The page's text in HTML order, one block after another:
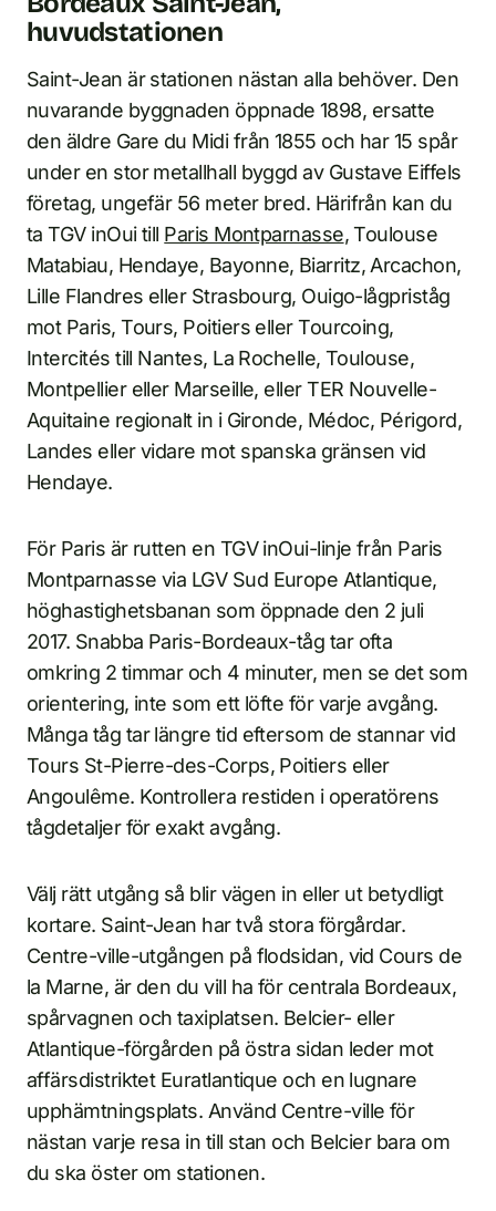
huvudstationen
Saint-Jean är stationen nästan alla behöver. Den
nuvarande byggnaden öppnade 1898, ersatte
den äldre Gare du Midi från 1855 och har 15 spår
under en stor metallhall byggd av Gustave Eiffels
företag, ungefär 56 meter bred. Härifrån kan du
ta TGV inOui till Paris Montparnasse, Toulouse
Matabiau, Hendaye, Bayonne, Biarritz, Arcachon,
Lille Flandres eller Strasbourg, Ouigo-lågpriståg
mot Paris, Tours, Poitiers eller Tourcoing,
Intercités till Nantes, La Rochelle, Toulouse,
Montpellier eller Marseille, eller TER Nouvelle-
Aquitaine regionalt in i Gironde, Médoc, Périgord,
Landes eller vidare mot spanska gränsen vid
Hendaye.
För Paris är rutten en TGV inOui-linje från Paris
Montparnasse via LGV Sud Europe Atlantique,
höghastighetsbanan som öppnade den 2 juli
2017. Snabba Paris-Bordeaux-tåg tar ofta
omkring 2 timmar och 4 minuter, men se det som
orientering, inte som ett löfte för varje avgång.
Många tåg tar längre tid eftersom de stannar vid
Tours St-Pierre-des-Corps, Poitiers eller
Angoulême. Kontrollera restiden i operatörens
tågdetaljer för exakt avgång.
Välj rätt utgång så blir vägen in eller ut betydligt
kortare. Saint-Jean har två stora förgårdar.
Centre-ville-utgången på flodsidan, vid Cours de
la Marne, är den du vill ha för centrala Bordeaux,
spårvagnen och taxiplatsen. Belcier- eller
Atlantique-förgården på östra sidan leder mot
affärsdistriktet Euratlantique och en lugnare
upphämtningsplats. Använd Centre-ville för
nästan varje resa in till stan och Belcier bara om
du ska öster om stationen.